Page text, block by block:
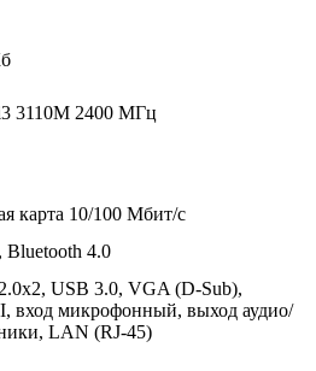
3110M 2400 МГц
карта 10/100 Мбит/c
Bluetooth 4.0
USB 3.0, VGA (D-Sub),
вход микрофонный, выход аудио/
LAN (RJ-45)